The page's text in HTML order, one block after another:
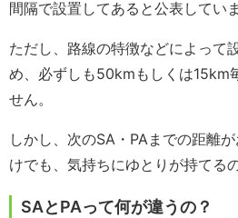
間隔で設置してあると公表していま
ただし、路線の特徴などによって
め、必ずしも50kmもしくは15km
せん。
しかし、次のSA・PAまでの距離
けでも、気持ちにゆとりが持てる
SAとPAって何が違うの？